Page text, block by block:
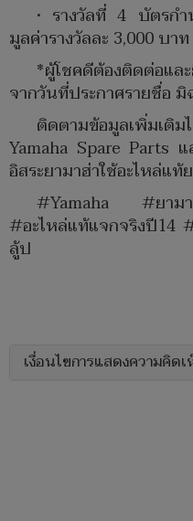
• รางวัลที่ 4 บัตรก
มูลค่ารางวัลละ 3,000 บา
*ผู้โชคดีต้องติดต่อแ
จากวันที่ประกาศรายชื่อ
ติดตามข้อมูลเพิ่ม
Yamaha Spare Parts
อิสระยามาฮ่าใช้อะไหล่แท้
#Yamaha
#ยาม
#อะไหล่แท้แจกจริงปี14
ลู้ป
เงื่อนไขการแสดงความคิด